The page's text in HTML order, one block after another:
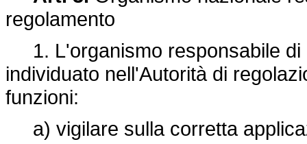
regolamento
1. L'organismo responsabile di
individuato nell'Autorità di
funzioni:
a) vigilare sulla corretta